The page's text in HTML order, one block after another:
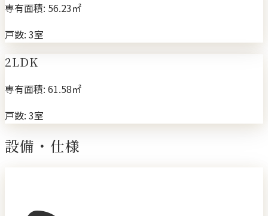
専有面積: 56.23㎡
戸数: 3室
2LDK
専有面積: 61.58㎡
戸数: 3室
設備・仕様